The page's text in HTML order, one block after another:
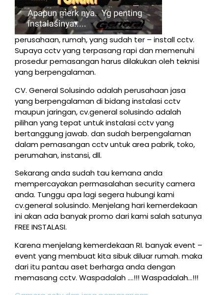
perusahaan, rumah, yang sudah ter – install cctv.
Supaya cctv yang terpasang rapi dan memenuhi
prosedur pemasangan harus dilakukan oleh teknisi
yang berpengalaman.
CV. General Solusindo adalah perusahaan jasa
yang berpengalaman di bidang instalasi cctv
maupun jaringan, cv.general solusindo adalah
pilihan yang tepat untuk instalasi cctv yang
bertanggung jawab. dan sudah berpengalaman
dalam pemasangan cctv untuk area pabrik, toko,
perumahan, instansi, dll.
Sekarang anda sudah tau kemana anda
mempercayakan permasalahan security camera
anda. Tunggu apa lagi segera hubungi kami
cv.general solusindo. Menjelang hari kemerdekaan
ini akan ada banyak promo dari kami salah satunya
FREE INSTALASI.
Karena menjelang kemerdekaan RI. banyak event –
event yang membuat kita sibuk diluar rumah. maka
dari itu pantau aset berharga anda dengan
memasang cctv. Waspadalah ….!!! Waspadalah…!!!